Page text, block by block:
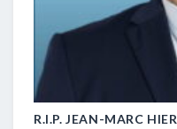
R.I.P. JEAN-MARC